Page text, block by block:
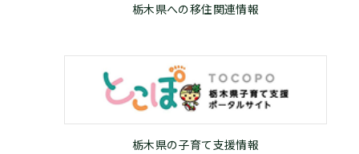
栃木県への移住関連情報
栃木県の子育て支援情報